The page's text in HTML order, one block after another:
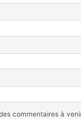
commentaires à